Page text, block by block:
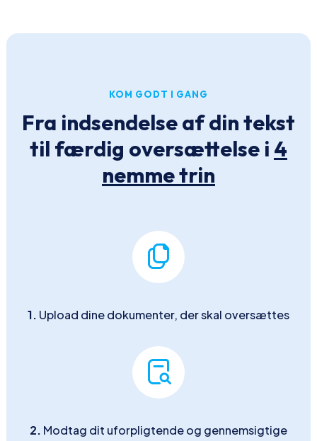
KOM GODT I GANG
Fra indsendelse af din tekst
til færdig oversættelse i 4
nemme trin
1. Upload dine dokumenter, der skal oversættes
2. Modtag dit uforpligtende og gennemsigtige